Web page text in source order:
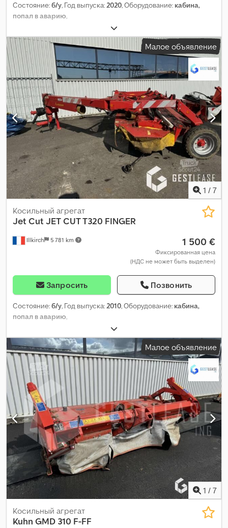
Состояние:б/у, Год выпуска:2020, Оборудование: кабина,
попал в аварию,
Малое объявление
1 / 7
Illkirch 5 781 km
Косильный агрегат
Jet Cut JET CUT T320 FINGER
1 500 €
Фиксированная цена
(НДС не может быть выделен)
Запросить Позвонить
Состояние:б/у, Год выпуска:2010, Оборудование: кабина,
попал в аварию,
Малое объявление
1 / 7
Косильный агрегат
Kuhn GMD 310 F-FF